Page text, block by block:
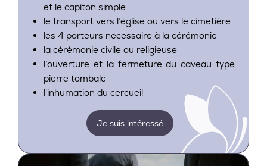
et le capiton simple
le transport vers l’église ou vers le cimetière
les 4 porteurs necessaire à la cérémonie
la cérémonie civile ou religieuse
l’ouverture et la fermeture du caveau type
pierre tombale
l'inhumation du cercueil
Je suis intéressé